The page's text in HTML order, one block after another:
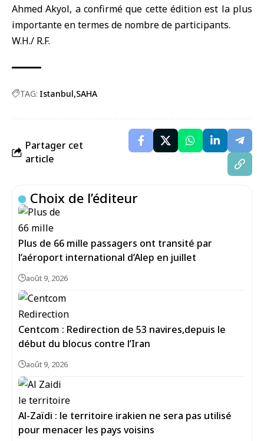
Ahmed Akyol, a confirmé que cette édition est la plus
importante en termes de nombre de participants.
W.H./ R.F.
TAG: Istanbul SAHA
Partager cet
article
Choix de l’éditeur
Plus de 66 mille passagers ont transité par
l’aéroport international d’Alep en juillet
août 9, 2026
Centcom : Redirection de 53 navires,depuis le
début du blocus contre l’Iran
août 9, 2026
Al-Zaïdi : le territoire irakien ne sera pas utilisé
pour menacer les pays voisins